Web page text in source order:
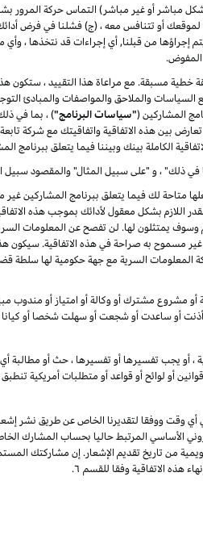
مباشر أو غير مباشر) التماس حركة المرور
أو تتنافس معه ، (ج) فشلنا في فرض
إجراؤها من قبلنا, أي إجراءات قد نتخذها ،
المفوض.
خطية مسبقة. مع مراعاة هذا التقييد ، ستكون
والملاحق والمواصفات والمبادئ
المشاركين ("سياسات البرنامج") ، بما في
بين هذه الاتفاقية واتفاقيتك مع شركة
الكاملة بينك وبيننا فيما يتعلق
ذلك" ، و "على سبيل المثال" والمقصود سبيل
متاحة لك فيما يتعلق ببرنامج
اللازم بشكل معقول لأدائك بموجب هذه
وسوف يمتثلون لها. لن تفصح عن المعلومات
مسموح به صراحة في هذه الاتفاقية. سيكون
حقك في مشاركة المعلومات السرية مع جهة حكومية
مشترك أو وكالة أو امتياز أو مندوب
أذنت أو ساعدت أو شجعت أو سهلت شخصا أو
أو يجب تفسيرها أو تفسيرها ، حث أو مطالبة
أو لوائح أو قواعد أو متطلبات أمريكية
أي وقت ووفقا لتقديرنا الخاص عن طريق نشر
الأساسي المرتبط حاليا بحساب المشارك
من تاريخ تقديم الإشعار. إن مشاركتك
هذه الاتفاقية وفقا للقسم ٦.